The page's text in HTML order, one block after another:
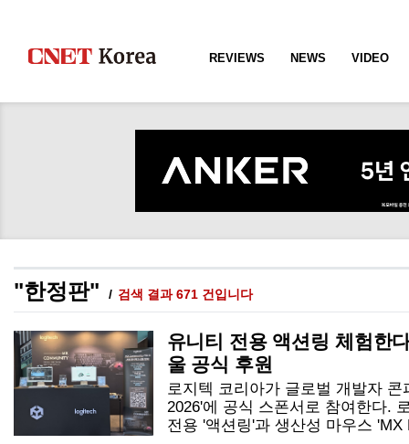
REVIEWS NEWS VIDEO
"한정판" 검색 결과 671 건입니다
유니티 전용 액션링 체험한
울 공식 후원
로지텍 코리아가 글로벌 개발자 콘
2026'에 공식 스폰서로 참여한다.
전용 '액션링'과 생산성 마우스